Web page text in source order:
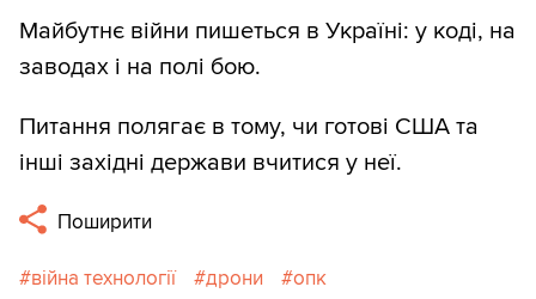
Майбутнє війни пишеться в Україні: у коді, на
заводах і на полі бою.
Питання полягає в тому, чи готові США та
інші західні держави вчитися у неї.
Поширити
війна технології дрони
опк